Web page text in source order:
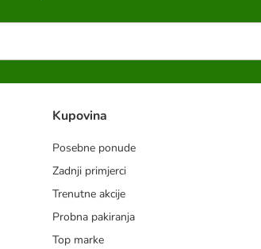
Kupovina
Posebne ponude
Zadnji primjerci
Trenutne akcije
Probna pakiranja
Top marke